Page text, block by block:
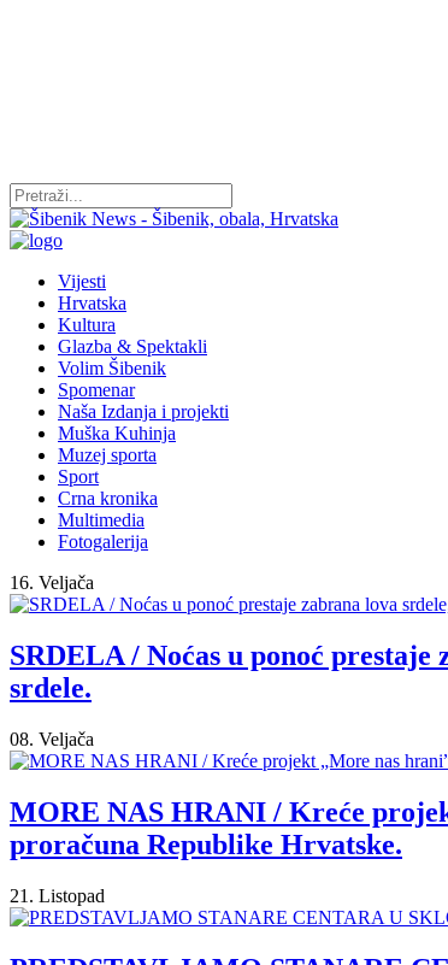
Vijesti
Hrvatska
Kultura
Glazba & Spektakli
Volim Šibenik
Spomenar
Naša Izdanja i projekti
Muška Kuhinja
Muzej sporta
Sport
Crna kronika
Multimedia
Fotogalerija
16. Veljača
SRDELA / Noćas u ponoć
srdele.
08. Veljača
MORE NAS HRANI / Kreće
proračuna Republike Hrvatske.
21. Listopad